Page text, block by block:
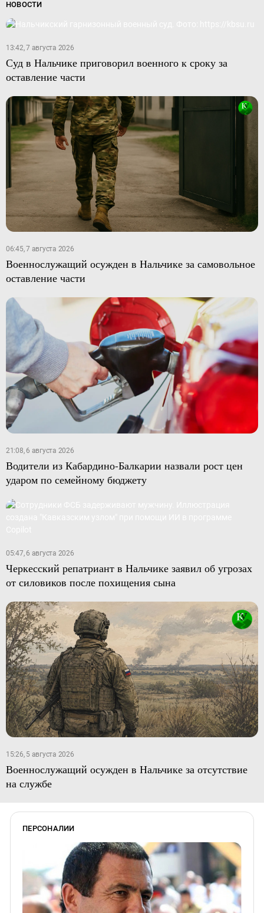
НОВОСТИ
13:42, 7 августа 2026
Суд в Нальчике приговорил военного к сроку за
оставление части
06:45, 7 августа 2026
Военнослужащий осужден в Нальчике за самовольное
оставление части
21:08, 6 августа 2026
Водители из Кабардино-Балкарии назвали рост цен
ударом по семейному бюджету
05:47, 6 августа 2026
Черкесский репатриант в Нальчике заявил об угрозах
от силовиков после похищения сына
15:26, 5 августа 2026
Военнослужащий осужден в Нальчике за отсутствие
на службе
ПЕРСОНАЛИИ